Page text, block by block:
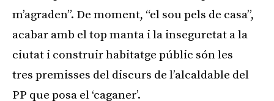
m’agraden”. De moment, “el sou pels de casa”,
acabar amb el top manta i la inseguretat a la
ciutat i construir habitatge públic són les
tres premisses del discurs de l’alcaldable del
PP que posa el ‘caganer’.